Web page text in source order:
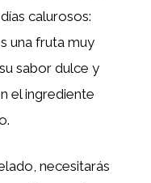
calurosos:
una fruta muy
sabor dulce y
el ingrediente
necesitarás